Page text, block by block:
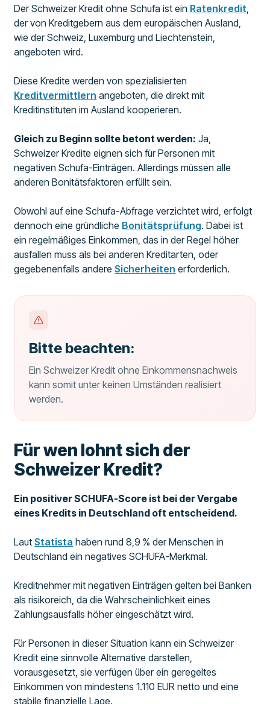
Der Schweizer Kredit ohne Schufa ist ein Ratenkredit
der von Kreditgebern aus dem europäischen Ausland,
wie der Schweiz, Luxemburg und Liechtenstein,
angeboten wird.
Diese Kredite werden von spezialisierten
Kreditvermittlern angeboten, die direkt mit
Kreditinstituten im Ausland kooperieren.
Gleich zu Beginn sollte betont werden: Ja,
Schweizer Kredite eignen sich für Personen mit
negativen Schufa-Einträgen. Allerdings müssen alle
anderen Bonitätsfaktoren erfüllt sein.
Obwohl auf eine Schufa-Abfrage verzichtet wird, erfolgt
dennoch eine gründliche Bonitätsprüfung. Dabei ist
ein regelmäßiges Einkommen, das in der Regel höher
ausfallen muss als bei anderen Kreditarten, oder
gegebenenfalls andereSicherheiten erforderlich.
Bitte beachten:
Ein Schweizer Kredit ohne Einkommensnachweis
kann somit unter keinen Umständen realisiert
werden.
Für wen lohnt sich der
Schweizer Kredit?
Ein positiver SCHUFA-Score ist bei der Vergabe
eines Kredits in Deutschland oft entscheidend.
LautStatista haben rund 8,9 % der Menschen in
Deutschland ein negatives SCHUFA-Merkmal.
Kreditnehmer mit negativen Einträgen gelten bei Banken
als risikoreich, da die Wahrscheinlichkeit eines
Zahlungsausfalls höher eingeschätzt wird.
Für Personen in dieser Situation kann ein Schweizer
Kredit eine sinnvolle Alternative darstellen,
vorausgesetzt, sie verfügen über ein geregeltes
Einkommen von mindestens 1.110 EUR netto und eine
stabile finanzielle Lage.